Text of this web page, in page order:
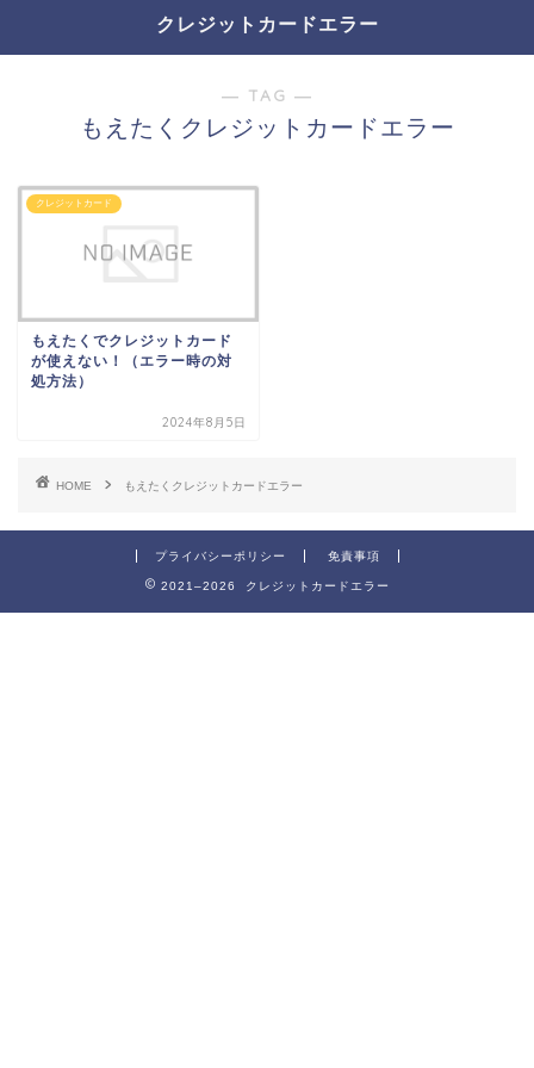
クレジットカードエラー
― TAG ―
もえたくクレジットカードエラー
クレジットカード
もえたくでクレジットカード
が使えない！（エラー時の対
処方法）
2024年8月5日
HOME もえたくクレジットカードエラー
プライバシーポリシー 免責事項
2021–2026 クレジットカードエラー